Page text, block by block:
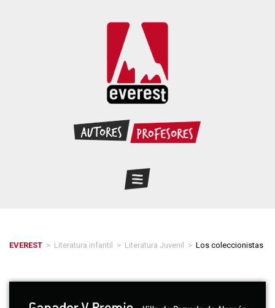
EVEREST > Literatura infantil > Literatura Juvenil > Los coleccionistas